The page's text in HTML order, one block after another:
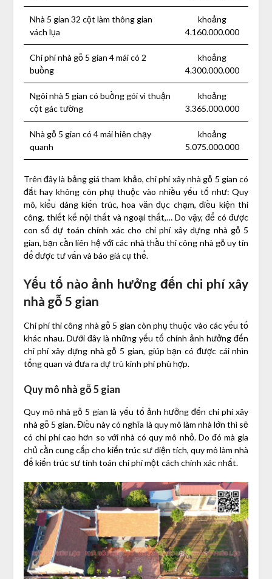
Nhà 5 gian 32 cột làm thông gian
vách lụa
khoảng
4.160.000.000
Chi phí nhà gỗ 5 gian 4 mái có 2
buồng
khoảng
4.300.000.000
Ngôi nhà 5 gian có buồng gói vì thuận
cột gác tường
khoảng
3.365.000.000
Nhà gỗ 5 gian có 4 mái hiên chạy
quanh
khoảng
5.075.000.000
Trên đây là bảng giá tham khảo, chi phí xây nhà gỗ 5 gian có
đắt hay không còn phụ thuộc vào nhiều yếu tố như: Quy
mô, kiểu dáng kiến trúc, hoa văn đục chạm, điều kiện thi
công, thiết kế nội thất và ngoại thất,… Do vậy, để có được
con số dự toán chính xác cho chi phí xây dựng nhà gỗ 5
gian, bạn cần liên hệ với các nhà thầu thi công nhà gỗ uy tín
để được tư vấn và báo giá cụ thể.
Yếu tố nào ảnh hưởng đến chi phí xây
nhà gỗ 5 gian
Chi phí thi công nhà gỗ 5 gian còn phụ thuộc vào các yếu tố
khác nhau. Dưới đây là những yếu tố chính ảnh hưởng đến
chi phí xây dựng nhà gỗ 5 gian, giúp bạn có được cái nhìn
tổng quan và đưa ra dự trù kinh phí phù hợp.
Quy mô nhà gỗ 5 gian
Quy mô nhà gỗ 5 gian là yếu tố ảnh hưởng đến chi phí xây
nhà gỗ 5 gian. Điều này có nghĩa là quy mô làm nhà lớn thì sẽ
có chi phí cao hơn so với nhà có quy mô nhỏ. Do đó mà gia
chủ cần cung cấp cho kiến trúc sư diện tích, quy mô làm nhà
để kiến trúc sư tính toán chi phí một cách chính xác nhất.